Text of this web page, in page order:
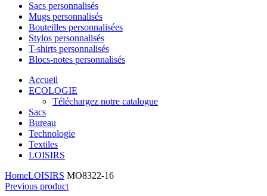
Sacs personnalisés
Mugs personnalisés
Bouteilles personnalisées
Stylos personnalisés
T-shirts personnalisés
Blocs-notes personnalisés
Accueil
ECOLOGIE
Téléchargez notre catalogue
Sacs
Bureau
Technologie
Textiles
LOISIRS
HomeLOISIRS MO8322-16
Previous product